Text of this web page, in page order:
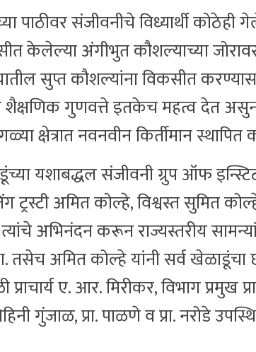
पाठीवर संजीवनीचे विध्यार्थी कोठेही
केलेल्या अंगीभुत कौशल्याच्या
सुप्त कौशल्यांना विकसीत
शैक्षणिक गुणवत्ते इतकेच महत्व देत असुन
क्षेत्रात नवनवीन किर्तीमान
यशाबद्धल संजीवनी ग्रुप ऑफ
ट्रस्टी अमित कोल्हे, विश्वस्त सुमित
त्यांचे अभिनंदन करून राज्यस्तरीय
तसेच अमित कोल्हे यांनी सर्व खेळाडूंचा
प्राचार्य ए. आर. मिरीकर, विभाग प्रमुख
गुंजाळ, प्रा. पाळणे व प्रा. नरोडे